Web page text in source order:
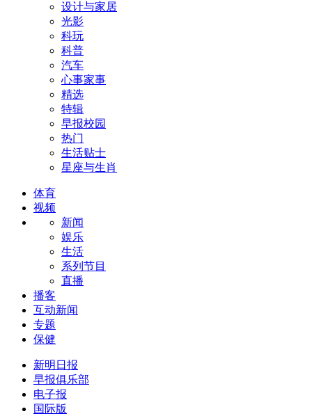
设计与家居
光影
科玩
科普
汽车
心事家事
精选
特辑
早报校园
热门
生活贴士
星座与生肖
体育
视频
新闻
娱乐
生活
系列节目
直播
播客
互动新闻
专题
保健
新明日报
早报俱乐部
电子报
国际版